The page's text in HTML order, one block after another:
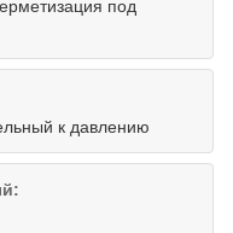
под
к давлению